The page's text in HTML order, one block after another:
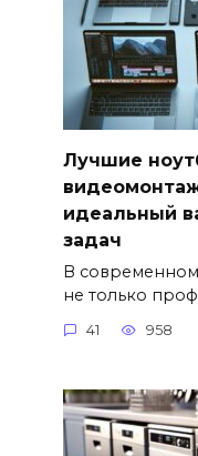
Лучшие
идеальный
задач
В
не только
41 958